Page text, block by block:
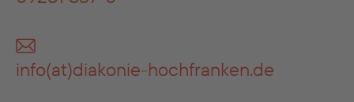
info(at)diakonie-hochfranken.de